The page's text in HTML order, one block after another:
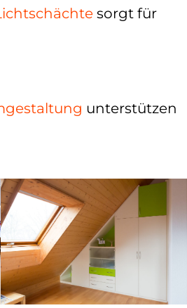
sorgt für
unterstützen